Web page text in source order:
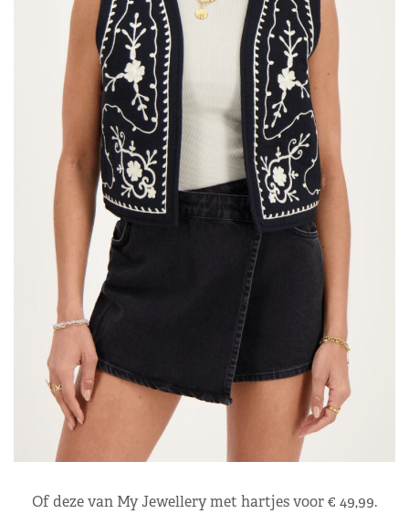
Of deze van My Jewellery met hartjes voor € 49,99.